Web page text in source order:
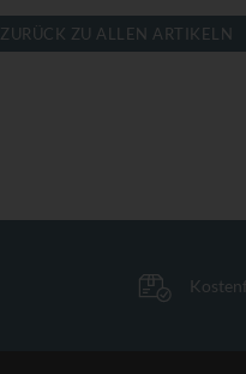
ZURÜCK ZU ALLEN ARTIKELN